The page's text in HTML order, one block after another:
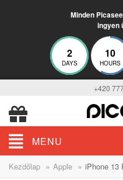
Minden
ingyen
2
DAYS
10
HOURS
+420
MENU
Kezdőlap » Apple » iPhone 13